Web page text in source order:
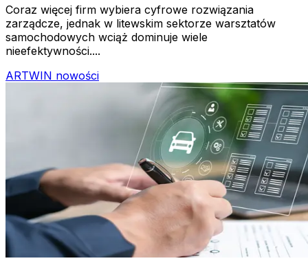
Coraz więcej firm wybiera cyfrowe rozwiązania
zarządcze, jednak w litewskim sektorze warsztatów
samochodowych wciąż dominuje wiele
nieefektywności....
ARTWIN nowości